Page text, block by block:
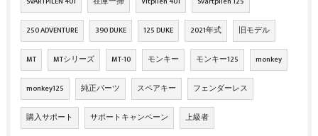
250 ADVENTURE 390 DUKE 125 DUKE 2021年式 旧モデル
MT MTシリーズ MT-10 モンキー モンキー125 monkey
monkey125 純正パーツ スペアキー フェンダーレス
購入サポート サポートキャンペーン 上級者